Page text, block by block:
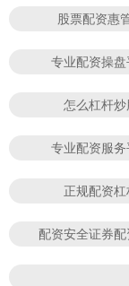
股票配资惠
专业配资操盘
怎么杠杆炒
专业配资服务
正规配资
配资安全证券